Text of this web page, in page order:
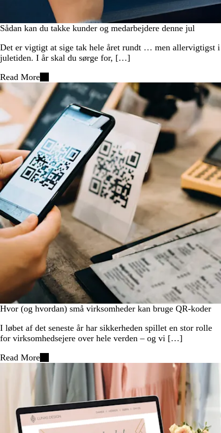
Sådan kan du takke kunder og medarbejdere denne jul
Det er vigtigt at sige tak hele året rundt … men allervigtigst i
juletiden. I år skal du sørge for, […]
Read More
Hvor (og hvordan) små virksomheder kan bruge QR-koder
I løbet af det seneste år har sikkerheden spillet en stor rolle
for virksomhedsejere over hele verden – og vi […]
Read More